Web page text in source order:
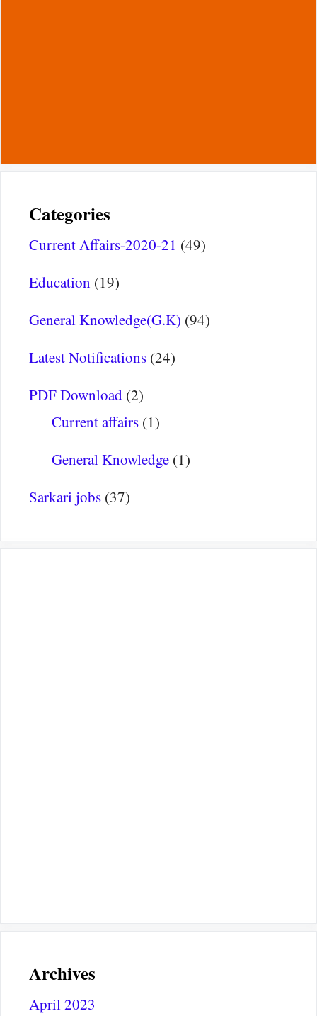
Categories
Current Affairs-2020-21 (49)
Education (19)
General Knowledge(G.K) (94)
Latest Notifications (24)
PDF Download (2)
Current affairs(1)
General Knowledge(1)
Sarkari jobs (37)
Archives
April 2023